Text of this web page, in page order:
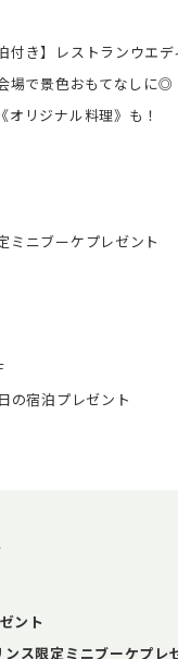
付き】レストランウエ
場で景色おもてなしに◎
リジナル料理》も！
ミニブーケプレゼント
の宿泊プレゼント
ント
ス限定ミニブーケプレ